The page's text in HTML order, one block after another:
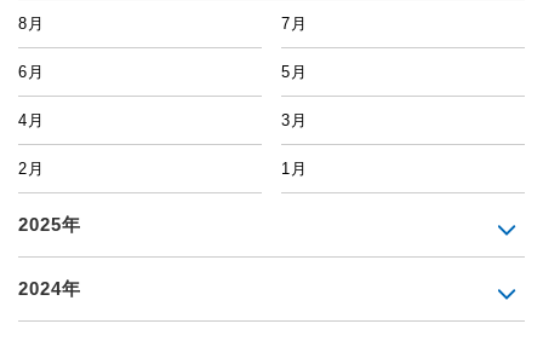
8月 7月
6月 5月
4月 3月
2月 1月
2025年
2024年